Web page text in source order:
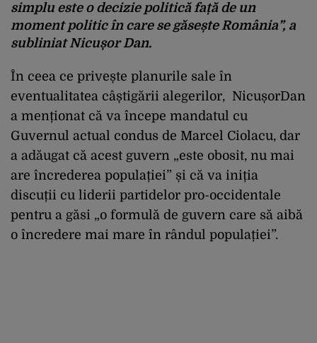
simplu este o decizie politică față de un
moment politic în care se găsește România”, a
subliniat Nicușor Dan.
În ceea ce privește planurile sale în
eventualitatea câștigării alegerilor, NicușorDan
a menționat că va începe mandatul cu
Guvernul actual condus de Marcel Ciolacu, dar
a adăugat că acest guvern „este obosit, nu mai
are încrederea populației” și că va iniția
discuții cu liderii partidelor pro-occidentale
pentru a găsi „o formulă de guvern care să aibă
o încredere mai mare în rândul populației”.